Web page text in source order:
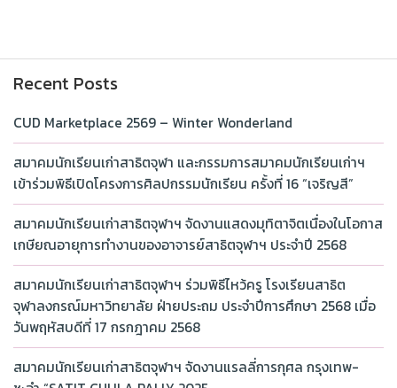
Recent Posts
CUD Marketplace 2569 – Winter Wonderland
สมาคมนักเรียนเก่าสาธิตจุฬา และกรรมการสมาคมนักเรียนเก่าฯ
เข้าร่วมพิธีเปิดโครงการศิลปกรรมนักเรียน ครั้งที่ 16 “เจริญสี”
สมาคมนักเรียนเก่าสาธิตจุฬาฯ จัดงานแสดงมุทิตาจิตเนื่องในโอกาส
เกษียณอายุการทำงานของอาจารย์สาธิตจุฬาฯ ประจำปี 2568
สมาคมนักเรียนเก่าสาธิตจุฬาฯ ร่วมพิธีไหว้ครู โรงเรียนสาธิต
จุฬาลงกรณ์มหาวิทยาลัย ฝ่ายประถม ประจำปีการศึกษา 2568 เมื่อ
วันพฤหัสบดีที่ 17 กรกฎาคม 2568
สมาคมนักเรียนเก่าสาธิตจุฬาฯ จัดงานแรลลี่การกุศล กรุงเทพ-